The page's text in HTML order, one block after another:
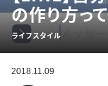
の作り方っ
ライフスタイル
2018.11.09